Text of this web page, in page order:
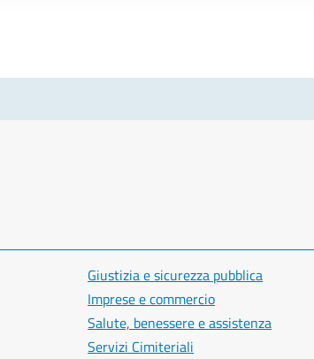
Giustizia e sicurezza pubblica
Imprese e commercio
Salute, benessere e assistenza
Servizi Cimiteriali